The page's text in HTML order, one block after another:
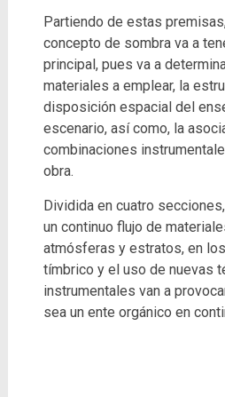
Partiendo de estas
concepto de sombra va a
principal, pues va a
materiales a emplear, la
disposición espacial del
escenario, así como, la
combinaciones
obra.
Dividida en cuatro
un continuo flujo de
atmósferas y estratos, en
tímbrico y el uso de nuevas
instrumentales van a
sea un ente orgánico en